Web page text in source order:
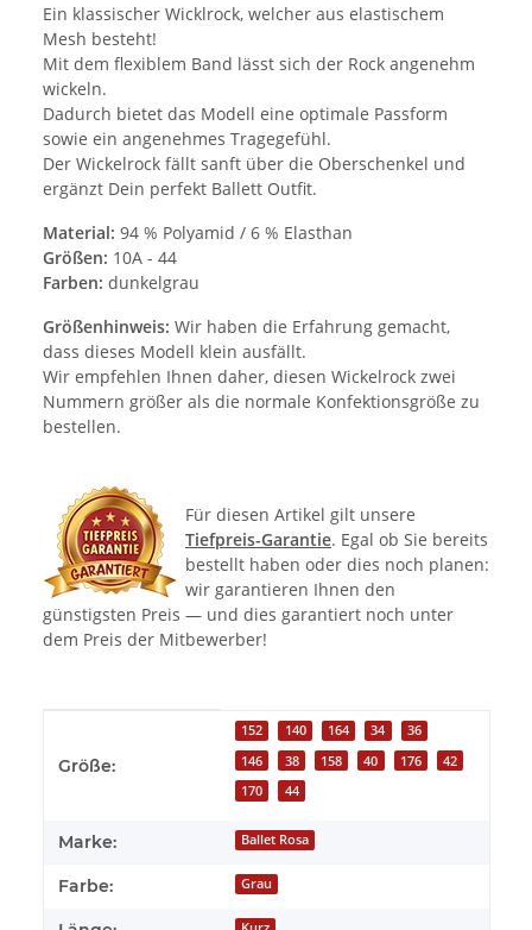
Ein klassischer Wicklrock, welcher aus elastischem
Mesh besteht!
Mit dem flexiblem Band lässt sich der Rock angenehm
wickeln.
Dadurch bietet das Modell eine optimale Passform
sowie ein angenehmes Tragegefühl.
Der Wickelrock fällt sanft über die Oberschenkel und
ergänzt Dein perfekt Ballett Outfit.
Material: 94 % Polyamid / 6 % Elasthan
Größen: 10A - 44
Farben: dunkelgrau
Größenhinweis: Wir haben die Erfahrung gemacht,
dass dieses Modell klein ausfällt.
Wir empfehlen Ihnen daher, diesen Wickelrock zwei
Nummern größer als die normale Konfektionsgröße zu
bestellen.
Für diesen Artikel gilt unsere
Tiefpreis-Garantie. Egal ob Sie bereits
bestellt haben oder dies noch planen:
wir garantieren Ihnen den
günstigsten Preis — und dies garantiert noch unter
dem Preis der Mitbewerber!
Größe:
152 140 164 34
36
146
38 158 40 176
42
170
44
Marke: Ballet Rosa
Farbe: Grau